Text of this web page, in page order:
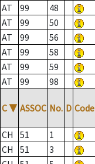
AT
99 48
AT
99 50
AT
99 56
AT
99 58
AT
99 59
AT
99 98
C ▼ ASSOC No. D Code
CH 51 1
CH
51 3